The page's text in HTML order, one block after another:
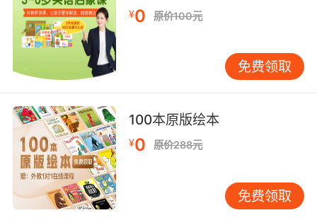
师生互动模式的创新提升了课堂有效性。VIPKID
采用"1对1固定外教"模式，通过预习-课中-复习
的闭环设计，使单节课知识留存率达75%。教师
会根据学生性格调整教学策略：对内向型学员增
环节。这种动态适配机制，配合课堂实时反馈系
统，使得90%的家长反馈孩子开口频率显著提
升。哈佛大学教育学院的研究指出，高频次、低
压力的语言输出环境，是少儿英语习得的关键要
素。
三、技术赋能的个性化与便捷性
¥0 原价100元
免费领取
100本原版绘本
¥0 原价288元
免费领取